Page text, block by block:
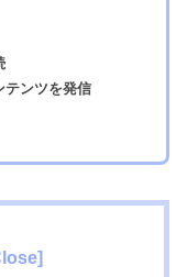
テンツを発信